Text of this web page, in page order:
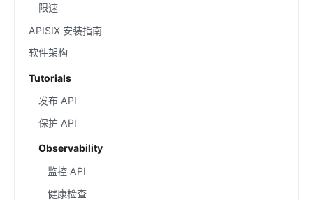
限速
APISIX 安装指南
软件架构
Tutorials
发布 API
保护 API
Observability
监控 API
健康检查